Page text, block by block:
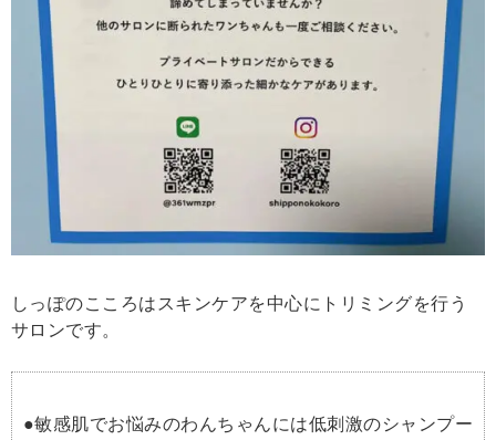
しっぽのこころはスキンケアを中心にトリミングを行う
サロンです。
●敏感肌でお悩みのわんちゃんには低刺激のシャンプー